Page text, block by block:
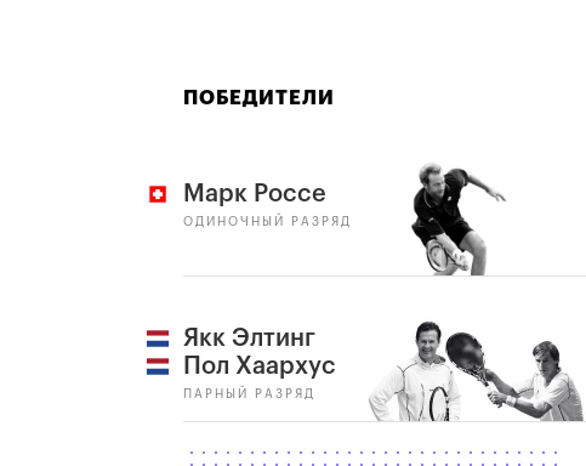
ПОБЕДИТЕЛИ
Марк Россе
ОДИНОЧНЫЙ РАЗРЯД
Якк Элтинг
Пол Хаархус
ПАРНЫЙ РАЗРЯД